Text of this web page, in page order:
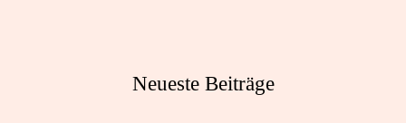
Neueste Beiträge